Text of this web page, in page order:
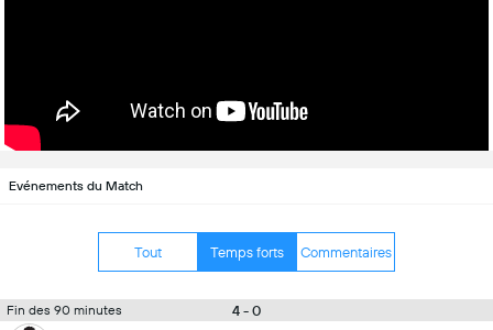
Evénements du Match
Tout Temps forts Commentaires
Fin des 90 minutes 4 - 0